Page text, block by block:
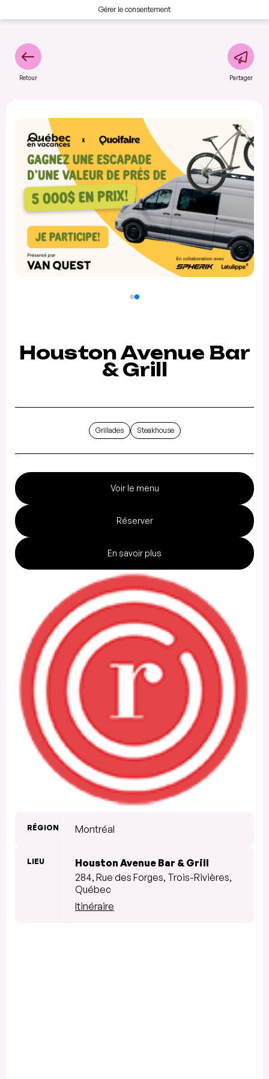
Gérer le consentement
Retour Partager
Houston Avenue Bar
& Grill
Grillades Steakhouse
Voir le menu
Réserver
En savoir plus
RÉGION Montréal
LIEU
Houston Avenue Bar & Grill
284, Rue des Forges, Trois-Rivières,
Québec
Itinéraire